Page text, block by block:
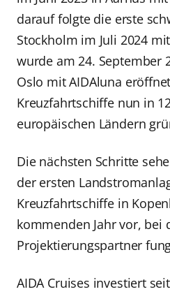
darauf folgte die erste
Stockholm im Juli 2024
wurde am 24. September
Oslo mit AIDAluna
Kreuzfahrtschiffe nun in
europäischen Ländern
Die nächsten Schritte
der ersten
Kreuzfahrtschiffe in
kommenden Jahr vor, bei
Projektierungspartner
AIDA Cruises investiert